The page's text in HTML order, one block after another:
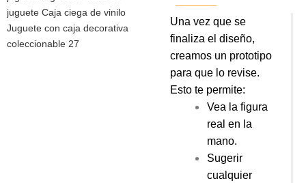
Una vez que se
finaliza el diseño,
creamos un prototipo
para que lo revise.
Esto te permite:
Vea la figura
real en la
mano.
Sugerir
cualquier